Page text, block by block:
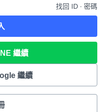
找回 ID ∙ 密碼
繼續
繼續